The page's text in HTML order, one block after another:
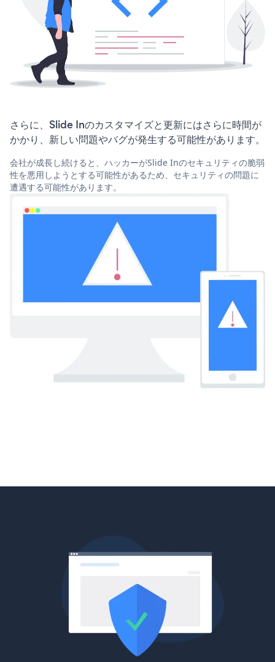
さらに、Slide Inのカスタマイズと更新にはさらに時間が
かかり、新しい問題やバグが発生する可能性があります。
会社が成長し続けると、ハッカーがSlide Inのセキュリティの脆弱
性を悪用しようとする可能性があるため、セキュリティの問題に
遭遇する可能性があります。